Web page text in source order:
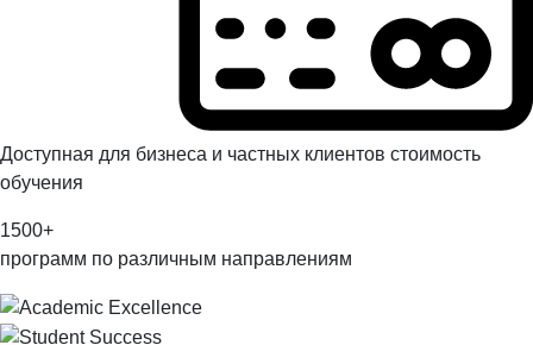
Доступная для бизнеса и частных клиентов стоимость
обучения
1500+
программ по различным направлениям